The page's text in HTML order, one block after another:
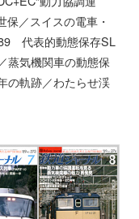
／スイスの電車・
代表的動態保存SL
蒸気機関車の動態保
軌跡／わたらせ渓